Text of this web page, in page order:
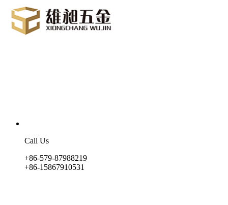
Call Us
+86-579-87988219
+86-15867910531